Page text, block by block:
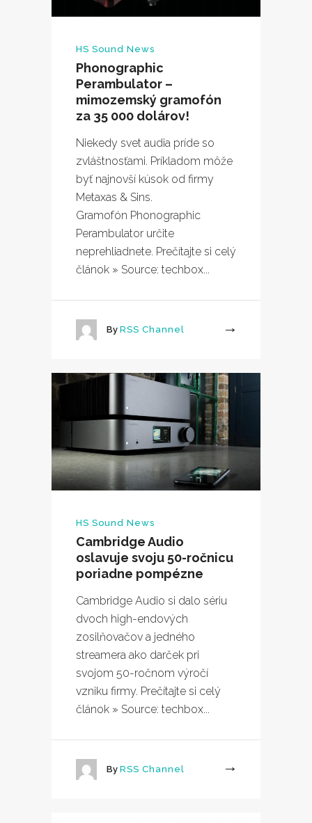
HS Sound News
Phonographic
Perambulator –
mimozemský gramofón
za 35 000 dolárov!
Niekedy svet audia príde so
zvláštnosťami. Príkladom môže
byť najnovší kúsok od firmy
Metaxas & Sins.
Gramofón Phonographic
Perambulator určite
neprehliadnete. Prečítajte si celý
článok » Source: techbox...
By RSS Channel
More
HS Sound News
Cambridge Audio
oslavuje svoju 50-ročnicu
poriadne pompézne
Cambridge Audio si dalo sériu
dvoch high-endových
zosilňovačov a jedného
streamera ako darček pri
svojom 50-ročnom výročí
vzniku firmy. Prečítajte si celý
článok » Source: techbox...
By RSS Channel
More